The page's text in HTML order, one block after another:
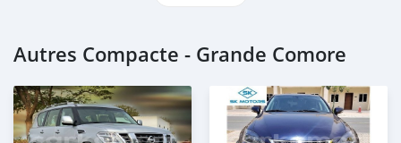
Autres Compacte - Grande Comore